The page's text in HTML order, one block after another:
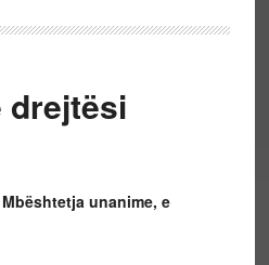
drejtësi
unanime, e